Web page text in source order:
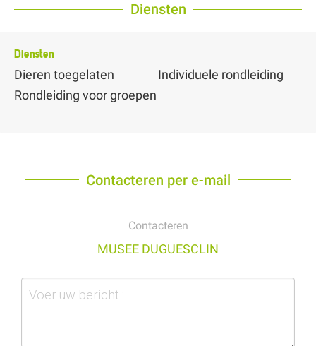
Diensten
Diensten
Dieren toegelaten
Rondleiding voor groepen
Individuele rondleiding
Contacteren per e-mail
Contacteren
MUSEE DUGUESCLIN